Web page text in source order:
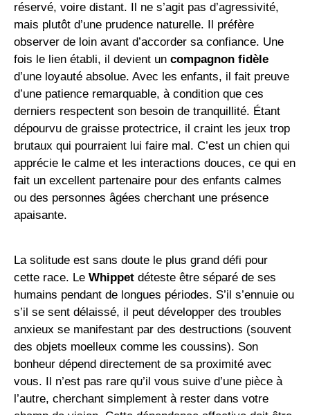
réservé, voire distant. Il ne s’agit pas d’agressivité,
mais plutôt d’une prudence naturelle. Il préfère
observer de loin avant d’accorder sa confiance. Une
fois le lien établi, il devient un compagnon fidèle
d’une loyauté absolue. Avec les enfants, il fait preuve
d’une patience remarquable, à condition que ces
derniers respectent son besoin de tranquillité. Étant
dépourvu de graisse protectrice, il craint les jeux trop
brutaux qui pourraient lui faire mal. C’est un chien qui
apprécie le calme et les interactions douces, ce qui en
fait un excellent partenaire pour des enfants calmes
ou des personnes âgées cherchant une présence
apaisante.
La solitude est sans doute le plus grand défi pour
cette race. Le Whippet déteste être séparé de ses
humains pendant de longues périodes. S’il s’ennuie ou
s’il se sent délaissé, il peut développer des troubles
anxieux se manifestant par des destructions (souvent
des objets moelleux comme les coussins). Son
bonheur dépend directement de sa proximité avec
vous. Il n’est pas rare qu’il vous suive d’une pièce à
l’autre, cherchant simplement à rester dans votre